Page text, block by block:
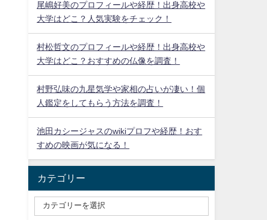
尾嶋好美のプロフィールや経歴！出身高校や
大学はどこ？人気実験をチェック！
村松哲文のプロフィールや経歴！出身高校や
大学はどこ？おすすめの仏像を調査！
村野弘味の九星気学や家相の占いが凄い！個
人鑑定をしてもらう方法を調査！
池田カシージャスのwikiプロフや経歴！おす
すめの映画が気になる！
カテゴリー